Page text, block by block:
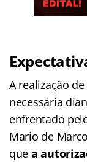
A realização
necessária
enfrentado
Mario de
que a